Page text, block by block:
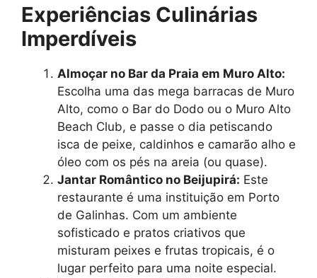
Experiências Culinárias
Imperdíveis
Almoçar no Bar da Praia em Muro Alto:
Escolha uma das mega barracas de Muro
Alto, como o Bar do Dodo ou o Muro Alto
Beach Club, e passe o dia petiscando
isca de peixe, caldinhos e camarão alho e
óleo com os pés na areia (ou quase).
Jantar Romântico no Beijupirá: Este
restaurante é uma instituição em Porto
de Galinhas. Com um ambiente
sofisticado e pratos criativos que
misturam peixes e frutas tropicais, é o
lugar perfeito para uma noite especial.